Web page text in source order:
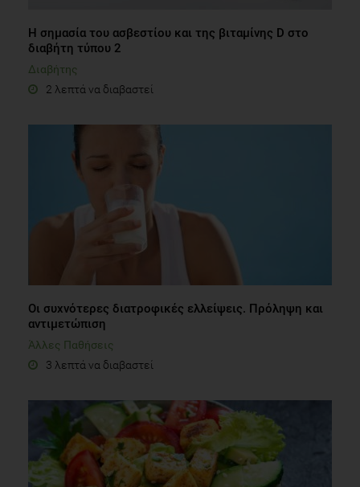
Η σημασία του ασβεστίου και της βιταμίνης D στο
διαβήτη τύπου 2
Διαβήτης
2 λεπτά να διαβαστεί
Οι συχνότερες διατροφικές ελλείψεις. Πρόληψη και
αντιμετώπιση
Άλλες Παθήσεις
3 λεπτά να διαβαστεί